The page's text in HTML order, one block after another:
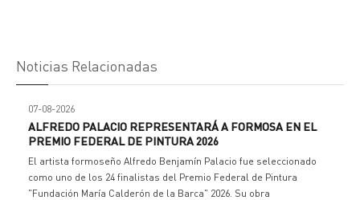
Noticias Relacionadas
07-08-2026
ALFREDO PALACIO REPRESENTARÁ A FORMOSA EN EL
PREMIO FEDERAL DE PINTURA 2026
El artista formoseño Alfredo Benjamín Palacio fue seleccionado
como uno de los 24 finalistas del Premio Federal de Pintura
"Fundación María Calderón de la Barca" 2026. Su obra